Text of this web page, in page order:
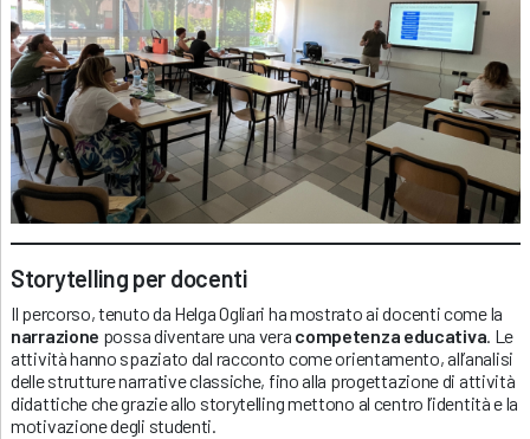
Storytelling per docenti
Il percorso, tenuto da Helga Ogliari ha mostrato ai docenti come la
narrazione possa diventare una vera competenza educativa. Le
attività hanno spaziato dal racconto come orientamento, all’analisi
delle strutture narrative classiche, fino alla progettazione di attività
didattiche che grazie allo storytelling mettono al centro l’identità e la
motivazione degli studenti.